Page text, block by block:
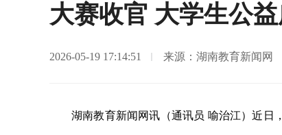
大赛收官 大学生公
2026-05-19 17:14:51 来源：湖南教育新闻网
湖南教育新闻网讯（通讯员 喻治江）近日